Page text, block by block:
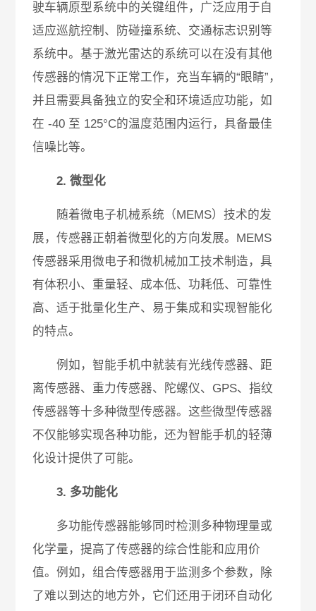
驶车辆原型系统中的关键组件，广泛应用于自
适应巡航控制、防碰撞系统、交通标志识别等
系统中。基于激光雷达的系统可以在没有其他
传感器的情况下正常工作，充当车辆的“眼睛”，
并且需要具备独立的安全和环境适应功能，如
在 -40 至 125°C的温度范围内运行，具备最佳
信噪比等。
2. 微型化
随着微电子机械系统（MEMS）技术的发
展，传感器正朝着微型化的方向发展。MEMS
传感器采用微电子和微机械加工技术制造，具
有体积小、重量轻、成本低、功耗低、可靠性
高、适于批量化生产、易于集成和实现智能化
的特点。
例如，智能手机中就装有光线传感器、距
离传感器、重力传感器、陀螺仪、GPS、指纹
传感器等十多种微型传感器。这些微型传感器
不仅能够实现各种功能，还为智能手机的轻薄
化设计提供了可能。
3. 多功能化
多功能传感器能够同时检测多种物理量或
化学量，提高了传感器的综合性能和应用价
值。例如，组合传感器用于监测多个参数，除
了难以到达的地方外，它们还用于闭环自动化